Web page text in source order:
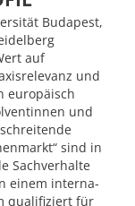
Budapest,
auf
und
europäisch
und
sind in
Sachverhalte
einem interna­
qualifiziert für